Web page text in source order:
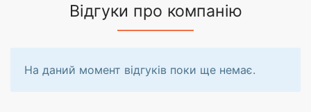
Відгуки про компанію
На даний момент відгуків поки ще немає.